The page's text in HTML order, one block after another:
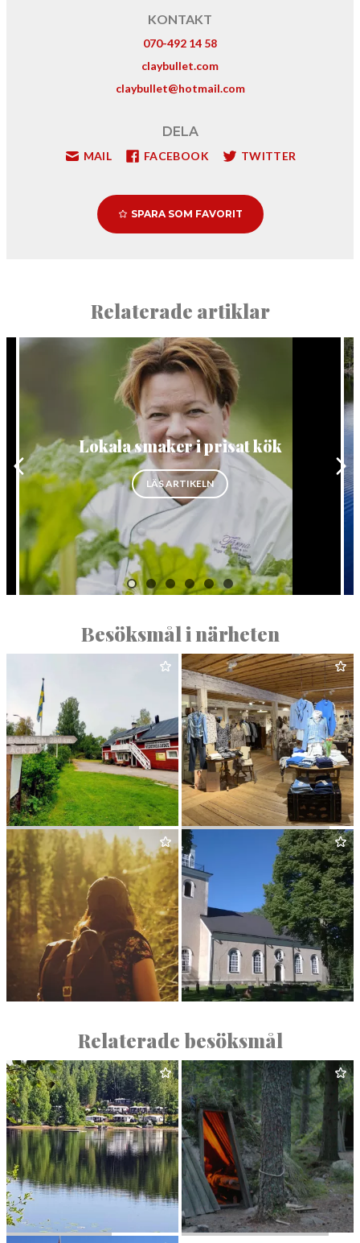
KONTAKT
070-492 14 58
claybullet.com
claybullet@hotmail.com
DELA
MAIL FACEBOOK TWITTER
SPARA SOM FAVORIT
Relaterade artiklar
PÅ FÄRNA HERRGÅRD”
Lokala smaker i prisat kök
LÄS ARTIKELN”LOKALA SMAKER I PRISAT
Besöksmål i närheten
WILDER­NESS LODGE FÄR­NA HERRGÅRDSBOD
Relaterade besöksmål